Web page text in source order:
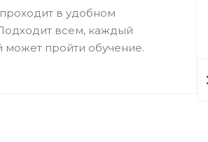
в удобном
всем, каждый
пройти обучение.